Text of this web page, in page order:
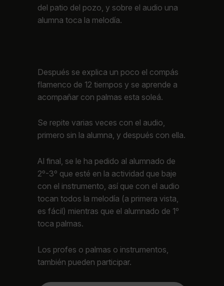
del patio del pozo, y sobre el audio una
alumna toca la melodía.
Después se explica un poco el compás
flamenco de 12 tiempos y se aprende a
acompañar con palmas esta soleá.
Se repite varias veces con el audio,
primero sin la alumna, y después con ella.
Al final, se le ha pedido al alumnado de
2º-3º que esté en la actividad que baje
con el instrumento, así que con el audio
tocan todos la melodía (a primera vista,
es fácil) mientras que el alumnado de 1º
toca palmas.
Los profes o palmas o instrumentos,
también pueden participar.